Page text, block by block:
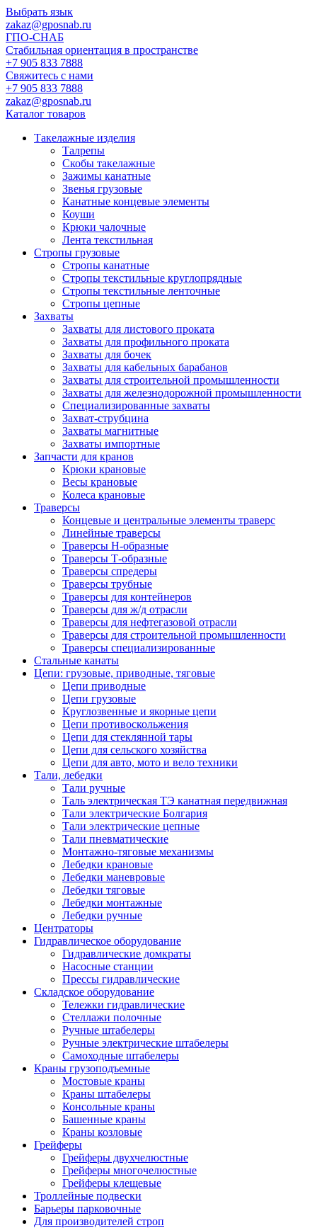
Выбрать язык
zakaz@gposnab.ru
ГПО-СНАБ
Стабильная ориентация в пространстве
+7 905 833 7888
Свяжитесь с нами
+7 905 833 7888
zakaz@gposnab.ru
Каталог товаров
Такелажные изделия
Талрепы
Скобы такелажные
Зажимы канатные
Звенья грузовые
Канатные концевые элементы
Коуши
Крюки чалочные
Лента текстильная
Стропы грузовые
Стропы канатные
Стропы текстильные круглопрядные
Стропы текстильные ленточные
Стропы цепные
Захваты
Захваты для листового проката
Захваты для профильного проката
Захваты для бочек
Захваты для кабельных барабанов
Захваты для строительной промышленности
Захваты для железнодорожной промышленности
Специализированные захваты
Захват-струбцина
Захваты магнитные
Захваты импортные
Запчасти для кранов
Крюки крановые
Весы крановые
Колеса крановые
Траверсы
Концевые и центральные элементы траверс
Линейные траверсы
Траверсы Н-образные
Траверсы Т-образные
Траверсы спредеры
Траверсы трубные
Траверсы для контейнеров
Траверсы для ж/д отрасли
Траверсы для нефтегазовой отрасли
Траверсы для строительной промышленности
Траверсы специализированные
Стальные канаты
Цепи: грузовые, приводные, тяговые
Цепи приводные
Цепи грузовые
Круглозвенные и якорные цепи
Цепи противоскольжения
Цепи для стеклянной тары
Цепи для сельского хозяйства
Цепи для авто, мото и вело техники
Тали, лебедки
Тали ручные
Таль электрическая ТЭ канатная передвижная
Тали электрические Болгария
Тали электрические цепные
Тали пневматические
Монтажно-тяговые механизмы
Лебедки крановые
Лебедки маневровые
Лебедки тяговые
Лебедки монтажные
Лебедки ручные
Центраторы
Гидравлическое оборудование
Гидравлические домкраты
Насосные станции
Прессы гидравлические
Складское оборудование
Тележки гидравлические
Cтеллажи полочные
Ручные штабелеры
Ручные электрические штабелеры
Самоходные штабелеры
Краны грузоподъемные
Мостовые краны
Краны штабелеры
Консольные краны
Башенные краны
Краны козловые
Грейферы
Грейферы двухчелюстные
Грейферы многочелюстные
Грейферы клещевые
Троллейные подвески
Барьеры парковочные
Для производителей строп